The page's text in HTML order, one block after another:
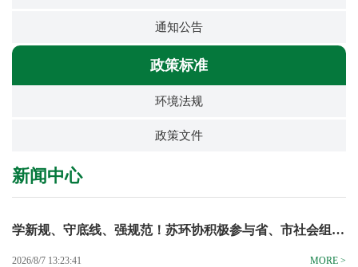
通知公告
政策标准
环境法规
政策文件
新闻中心
学新规、守底线、强规范！苏环协积极参与省、市社会组…
MORE >
2026/8/7 13:23:41